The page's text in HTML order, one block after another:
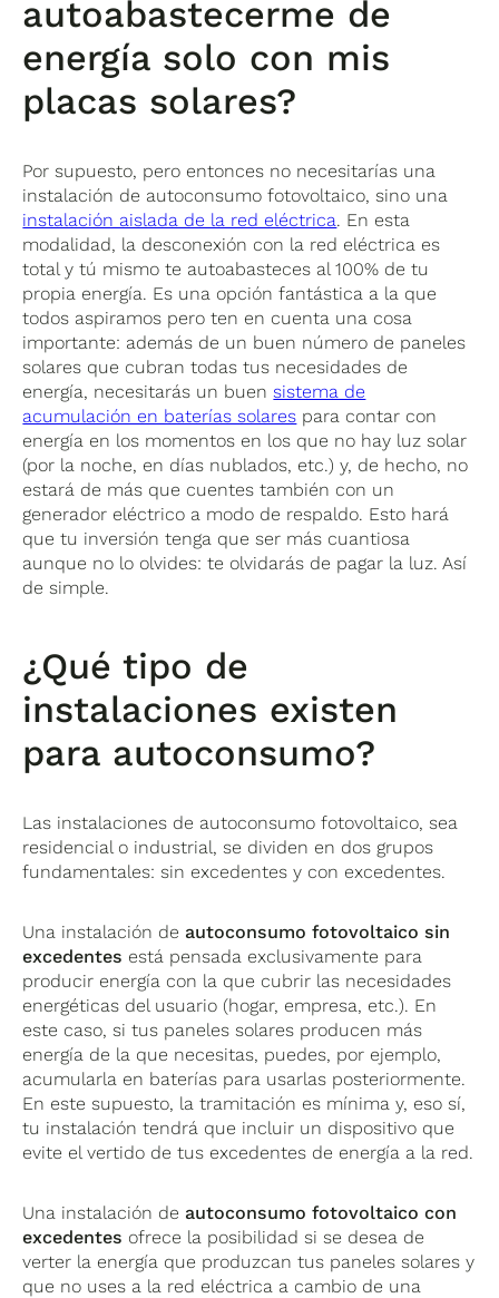
autoabastecerme de
energía solo con mis
placas solares?
Por supuesto, pero entonces no necesitarías una
instalación de autoconsumo fotovoltaico, sino una
instalación aislada de la red eléctrica. En esta
modalidad, la desconexión con la red eléctrica es
total y tú mismo te autoabasteces al 100% de tu
propia energía. Es una opción fantástica a la que
todos aspiramos pero ten en cuenta una cosa
importante: además de un buen número de paneles
solares que cubran todas tus necesidades de
energía, necesitarás un buensistema de
acumulación en baterías solares para contar con
energía en los momentos en los que no hay luz solar
(por la noche, en días nublados, etc.) y, de hecho, no
estará de más que cuentes también con un
generador eléctrico a modo de respaldo. Esto hará
que tu inversión tenga que ser más cuantiosa
aunque no lo olvides: te olvidarás de pagar la luz. Así
de simple.
¿Qué tipo de
instalaciones existen
para autoconsumo?
Las instalaciones de autoconsumo fotovoltaico, sea
residencial o industrial, se dividen en dos grupos
fundamentales: sin excedentes y con excedentes.
Una instalación de autoconsumo fotovoltaico sin
excedentes está pensada exclusivamente para
producir energía con la que cubrir las necesidades
energéticas del usuario (hogar, empresa, etc.). En
este caso, si tus paneles solares producen más
energía de la que necesitas, puedes, por ejemplo,
acumularla en baterías para usarlas posteriormente.
En este supuesto, la tramitación es mínima y, eso sí,
tu instalación tendrá que incluir un dispositivo que
evite el vertido de tus excedentes de energía a la red.
Una instalación de autoconsumo fotovoltaico con
excedentes ofrece la posibilidad si se desea de
verter la energía que produzcan tus paneles solares y
que no uses a la red eléctrica a cambio de una